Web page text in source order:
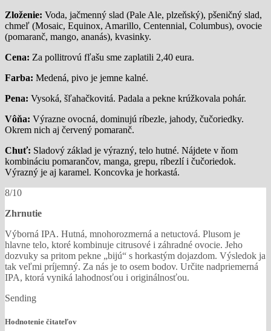
Zloženie: Voda, jačmenný slad (Pale Ale, plzeňský), pšeničný slad,
chmeľ (Mosaic, Equinox, Amarillo, Centennial, Columbus), ovocie
(pomaranč, mango, ananás), kvasinky.
Cena: Za pollitrovú fľašu sme zaplatili 2,40 eura.
Farba: Medená, pivo je jemne kalné.
Pena: Vysoká, šľahačkovitá. Padala a pekne krúžkovala pohár.
Vôňa: Výrazne ovocná, dominujú ríbezle, jahody, čučoriedky.
Okrem nich aj červený pomaranč.
Chuť: Sladový základ je výrazný, telo hutné. Nájdete v ňom
kombináciu pomarančov, manga, grepu, ríbezlí i čučoriedok.
Výrazný je aj karamel. Koncovka je horkastá.
8/10
Zhrnutie
Výborná IPA. Hutná, mnohorozmerná a netuctová. Plusom je
hlavne telo, ktoré kombinuje citrusové i záhradné ovocie. Jeho
dozvuky sa pritom pekne „bijú“ s horkastým dojazdom. Výsledok ja
tak veľmi príjemný. Za nás je to osem bodov. Určite nadpriemerná
IPA, ktorá vyniká lahodnosťou i originálnosťou.
Sending
Hodnotenie čitateľov